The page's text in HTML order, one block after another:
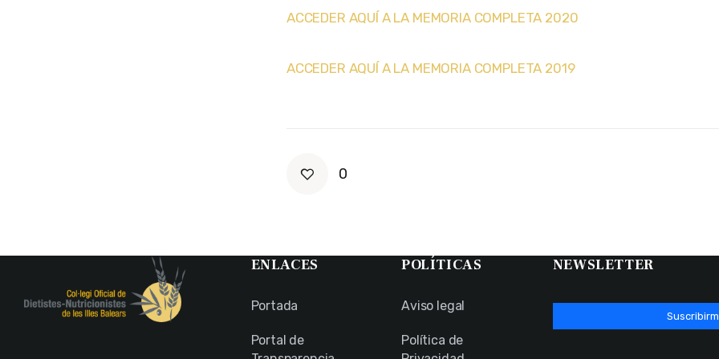
ACCEDER AQUÍ A LA MEMORIA COMPLETA 2020
ACCEDER AQUÍ A LA MEMORIA COMPLETA 2019
0
ENLACES
Portada
Portal de
POLÍTICAS
Aviso legal
Política de
NEWSLETTER